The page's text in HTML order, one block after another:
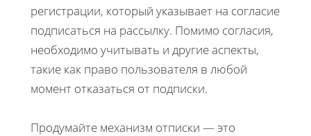
регистрации, который указывает на согласие
подписаться на рассылку. Помимо согласия,
необходимо учитывать и другие аспекты,
такие как право пользователя в любой
момент отказаться от подписки.
Продумайте механизм отписки — это